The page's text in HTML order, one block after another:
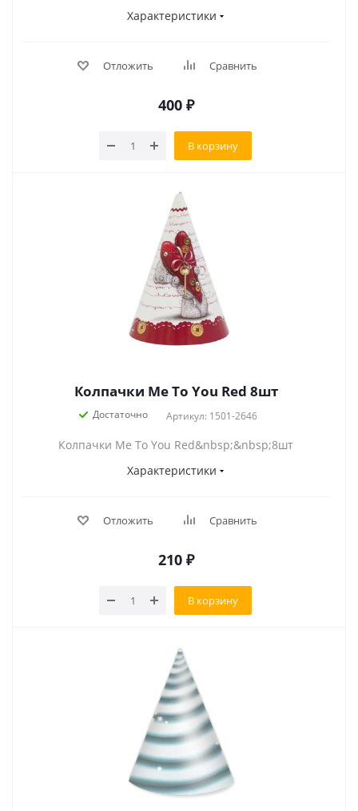
Характеристики
Отложить Сравнить
400 ₽
В корзину
Колпачки Me To You Red 8шт
Достаточно Артикул: 1501-2646
Колпачки Me To You Red&nbsp;&nbsp;8шт
Характеристики
Отложить Сравнить
210 ₽
В корзину